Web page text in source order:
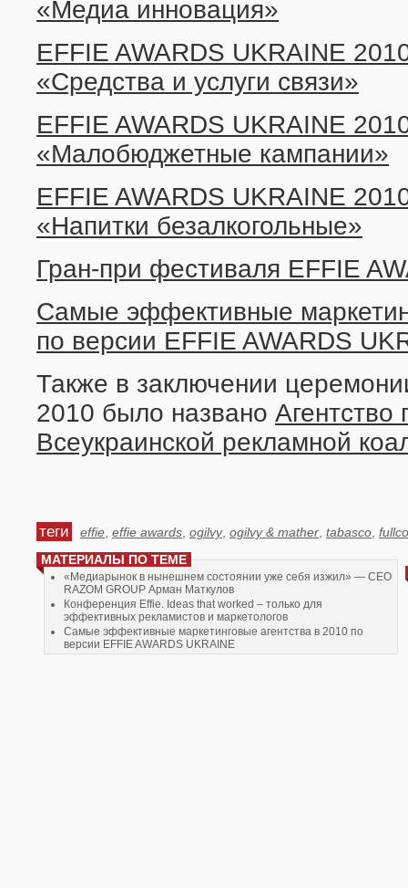
«Медиа инновация»
EFFIE AWARDS UKRAINE
«Средства и услуги связи»
EFFIE AWARDS UKRAINE
«Малобюджетные кампании»
EFFIE AWARDS UKRAINE
«Напитки безалкогольные»
Гран-при фестиваля EFFIE
Самые эффективные
по версии EFFIE AWARDS
Также в заключении
2010 было названо Агентство
Всеукраинской рекламной
теги effie effie awards ogilvy, ogilvy & mather tabasco
МАТЕРИАЛЫ ПО ТЕМЕ
«Медиарынок в нынешнем состоянии уже себя изжил» — CEO
RAZOM GROUP Арман Маткулов
Конференция Effie. Ideas that worked – только для
эффективных рекламистов и маркетологов
Самые эффективные маркетинговые агентства в 2010 по
версии EFFIE AWARDS UKRAINE